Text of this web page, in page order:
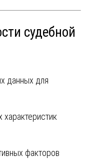
судебной
данных для
характеристик
факторов